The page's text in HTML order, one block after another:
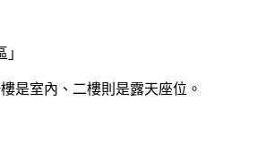
是室內、二樓則是露天座位。